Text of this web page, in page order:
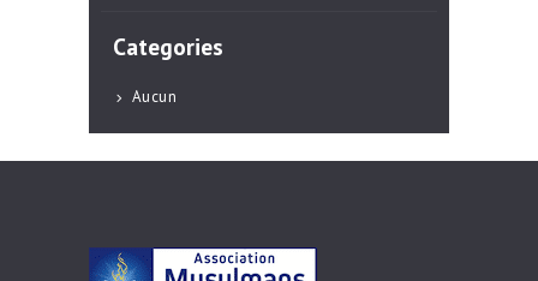
Categories
Aucun